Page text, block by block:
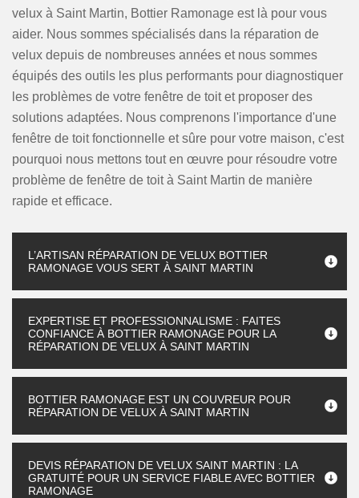
velux à Saint Martin, Bottier Ramonage est là pour vous
aider. Nous sommes spécialisés dans la réparation de
velux depuis de nombreuses années et nous sommes
équipés des outils les plus performants pour diagnostiquer
les problèmes de votre fenêtre de toit et proposer des
solutions adaptées. Nous comprenons l'importance d'une
fenêtre de toit fonctionnelle et sûre pour votre maison, c'est
pourquoi nous mettons tout en œuvre pour résoudre votre
problème de fenêtre de toit à Saint Martin de manière
rapide et efficace.
L’ARTISAN RÉPARATION DE VELUX BOTTIER
RAMONAGE VOUS SERT À SAINT MARTIN
EXPERTISE ET PROFESSIONNALISME : FAITES
CONFIANCE À BOTTIER RAMONAGE POUR LA
RÉPARATION DE VELUX À SAINT MARTIN
BOTTIER RAMONAGE EST UN COUVREUR POUR
RÉPARATION DE VELUX À SAINT MARTIN
DEVIS RÉPARATION DE VELUX SAINT MARTIN : LA
GRATUITÉ POUR UN SERVICE FIABLE AVEC BOTTIER
RAMONAGE